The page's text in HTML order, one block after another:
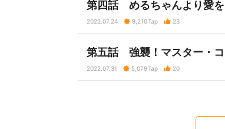
第四話 めるちゃんより愛を
2022.07.24 9,210Tap 23
第五話 強襲！マスター・コ
2022.07.31 5,079Tap 20